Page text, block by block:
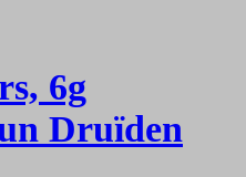
6g
Druïden